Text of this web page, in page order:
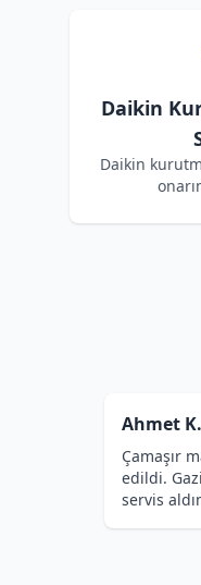
Daikin
Daikin
Ahmet K.
Çamaşır
edildi.
servis